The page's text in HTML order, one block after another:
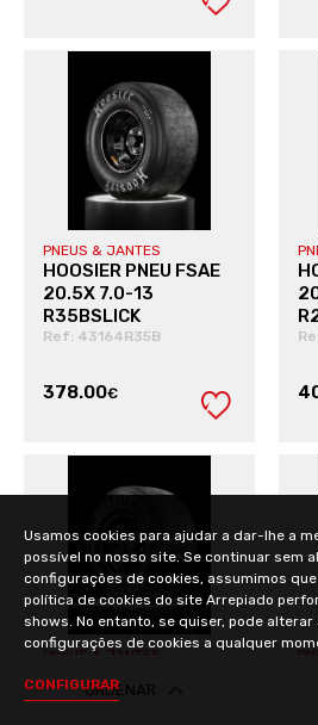
PNEUS & JANTES
HOOSIER PNEU FSAE
20.5X 7.0-13
R35BSLICK
Ref: 43164R35B
378.00€
PNEUS & JANTES
HOOSIER PNEU FSAE
20.0X 7.5-13
ORDENAR
Usamos cookies para ajudar a dar-lhe a
possível no nosso site. Se continuar sem
configurações de cookies, assumimos
política de cookies do site Arrepiado
shows. No entanto, se quiser, pode alterar
configurações de cookies a qualquer
CONFIGURAR